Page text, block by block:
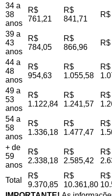
34 a
38
anos
R$
761,21
R$
841,71
39 a
43
anos
R$
784,05
R$
866,96
44 a
48
anos
R$
954,63
R$
1.055,58
R$
49 a
53
anos
R$
1.122,84
R$
1.241,57
R$
54 a
58
anos
R$
1.336,18
R$
1.477,47
R$
+ de
59
anos
R$
2.338,18
R$
2.585,42
R$
Total
R$
9.370,85
R$
10.361,80
R$